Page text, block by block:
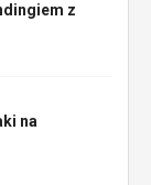
z
na